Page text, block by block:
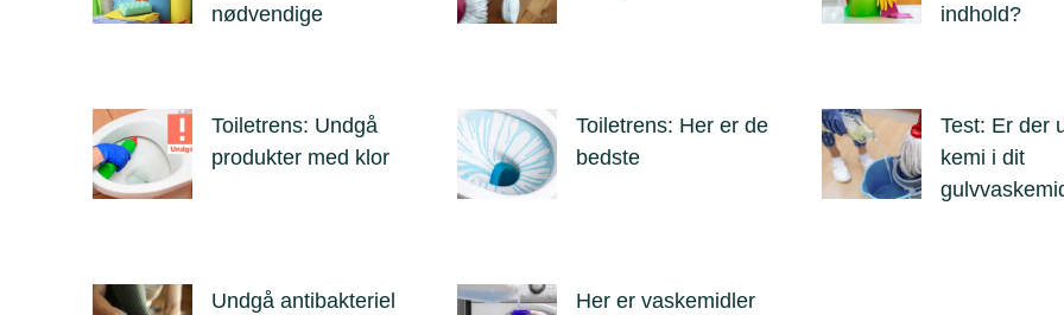
nødvendige
indhold?
Toiletrens: Undgå
produkter med klor
Toiletrens: Her er de
bedste
Test: Er der
kemi i dit
Undgå antibakteriel Her er vaskemidler